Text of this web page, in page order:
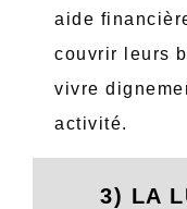
aide
couvrir leurs
vivre
activité.
3) LA